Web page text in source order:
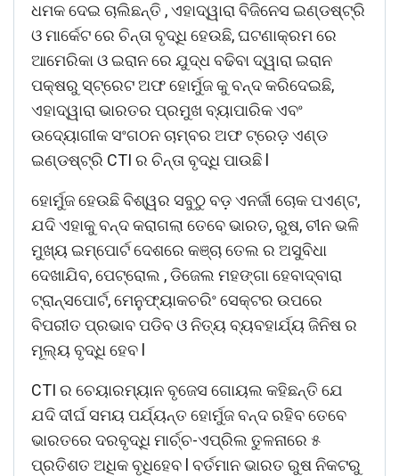
ଧମକ ଦେଇ ଚାଲିଛନ୍ତି , ଏହାଦ୍ୱାରା ବିଜିନେସ ଇଣ୍ଡଷ୍ଟ୍ରି
ଓ ମାର୍କେଟ ରେ ଚିନ୍ତା ବୃଦ୍ଧି ହେଉଛି, ଘଟଣାକ୍ରମ ରେ
ଆମେରିକା ଓ ଇରାନ ରେ ଯୁଦ୍ଧ ବଢିବା ଦ୍ୱାରା ଇରାନ
ପକ୍ଷରୁ ସ୍ଟ୍ରେଟ ଅଫ ହୋର୍ମୁଜ କୁ ବନ୍ଦ କରିଦେଇଛି,
ଏହାଦ୍ୱାରା ଭାରତର ପ୍ରମୁଖ ବ୍ୟାପାରିକ ଏବଂ
ଉଦ୍ୟୋଗୀକ ସଂଗଠନ ଚାମ୍ବର ଅଫ ଟ୍ରେଡ଼ ଏଣ୍ଡ
ଇଣ୍ଡଷ୍ଟ୍ରି CTI ର ଚିନ୍ତା ବୃଦ୍ଧି ପାଉଛି l
ହୋର୍ମୁଜ ହେଉଛି ବିଶ୍ୱର ସବୁଠୁ ବଡ଼ ଏନର୍ଜୀ ଚୋକ ପଏଣ୍ଟ,
ଯଦି ଏହାକୁ ବନ୍ଦ କରାଗଲା ତେବେ ଭାରତ, ରୁଷ, ଚୀନ ଭଳି
ମୁଖ୍ୟ ଇମ୍ପୋର୍ଟ ଦେଶରେ କଞ୍ଚା ତେଲ ର ଅସୁବିଧା
ଦେଖାଯିବ, ପେଟ୍ରୋଲ , ଡିଜେଲ ମହଙ୍ଗା ହେବାଦ୍ବାରା
ଟ୍ରାନ୍ସପୋର୍ଟ, ମେନୁଫ୍ୟାକଚରିଂ ସେକ୍ଟର ଉପରେ
ବିପରୀତ ପ୍ରଭାବ ପଡିବ ଓ ନିତ୍ୟ ବ୍ୟବହାର୍ଯ୍ୟ ଜିନିଷ ର
ମୂଲ୍ୟ ବୃଦ୍ଧି ହେବ l
CTI ର ଚେୟାରମ୍ୟାନ ବୃଜେସ ଗୋୟଲ କହିଛନ୍ତି ଯେ
ଯଦି ଦୀର୍ଘ ସମୟ ପର୍ଯ୍ୟନ୍ତ ହୋର୍ମୁଜ ବନ୍ଦ ରହିବ ତେବେ
ଭାରତରେ ଦରବୃଦ୍ଧି ମାର୍ଚ୍ଚ-ଏପ୍ରିଲ ତୁଳନାରେ ୫
ପ୍ରତିଶତ ଅଧିକ ବୃଧିହେବ l ବର୍ତମାନ ଭାରତ ରୁଷ ନିକଟରୁ